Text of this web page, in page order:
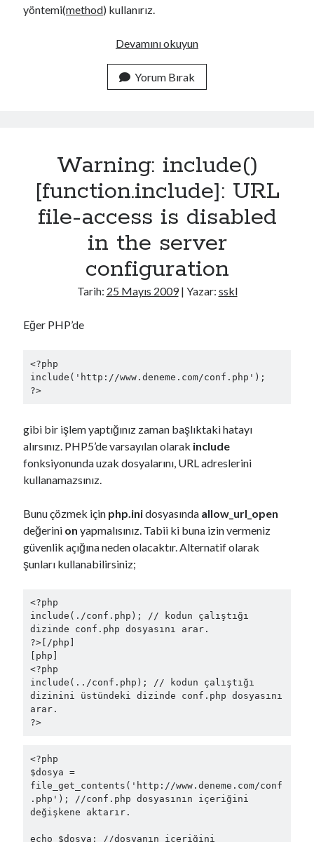
yöntemi(method) kullanırız.
Devamını okuyunT
S
l
t
o
n
P
a
t
t
Yorum Bırak
Warning: include()
[function.include]: URL
file-access is disabled
in the server
configuration
Tarih: 25 Mayıs 2009| Yazar: sskl
Eğer PHP’de
<?php
include('http://www.deneme.com/conf.php');
?>
gibi bir işlem yaptığınız zaman başlıktaki hatayı
alırsınız. PHP5’de varsayılan olarak include
fonksiyonunda uzak dosyalarını, URL adreslerini
kullanamazsınız.
Bunu çözmek için php.inidosyasında allow_url_open
değerini on yapmalısınız. Tabii ki buna izin vermeniz
güvenlik açığına neden olacaktır. Alternatif olarak
şunları kullanabilirsiniz;
<?php
include(./conf.php); // kodun çalıştığı
dizinde conf.php dosyasını arar.
?>[/php]
[php]
<?php
include(../conf.php); // kodun çalıştığı
dizinini üstündeki dizinde conf.php dosyasını
arar.
?>
<?php
$dosya =
file_get_contents('http://www.deneme.com/conf
.php'); //conf.php dosyasının içeriğini
değişkene aktarır.
echo $dosya; //dosyanın içeriğini